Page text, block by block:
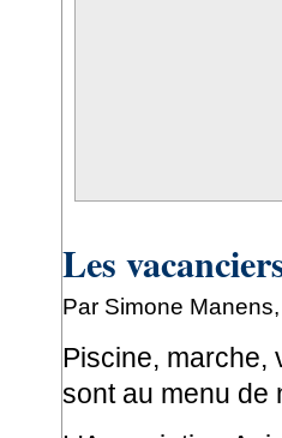
Les
Par Simone
Piscine, marche,
sont au menu de